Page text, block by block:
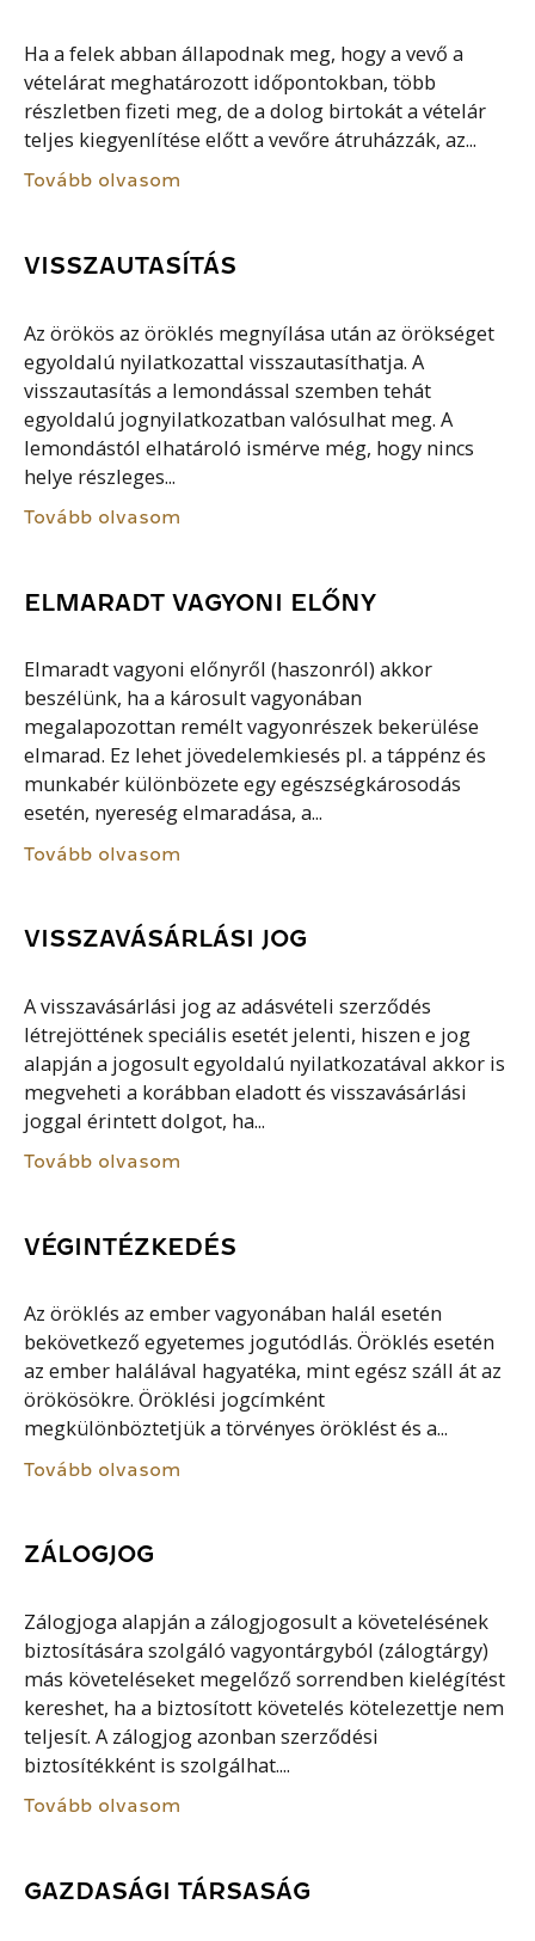
Ha a felek abban állapodnak meg, hogy a vevő a
vételárat meghatározott időpontokban, több
részletben fizeti meg, de a dolog birtokát a vételár
teljes kiegyenlítése előtt a vevőre átruházzák, az...
Tovább olvasom
VISSZAUTASÍTÁS
Az örökös az öröklés megnyílása után az örökséget
egyoldalú nyilatkozattal visszautasíthatja. A
visszautasítás a lemondással szemben tehát
egyoldalú jognyilatkozatban valósulhat meg. A
lemondástól elhatároló ismérve még, hogy nincs
helye részleges...
Tovább olvasom
ELMARADT VAGYONI ELŐNY
Elmaradt vagyoni előnyről (haszonról) akkor
beszélünk, ha a károsult vagyonában
megalapozottan remélt vagyonrészek bekerülése
elmarad. Ez lehet jövedelemkiesés pl. a táppénz és
munkabér különbözete egy egészségkárosodás
esetén, nyereség elmaradása, a...
Tovább olvasom
VISSZAVÁSÁRLÁSI JOG
A visszavásárlási jog az adásvételi szerződés
létrejöttének speciális esetét jelenti, hiszen e jog
alapján a jogosult egyoldalú nyilatkozatával akkor is
megveheti a korábban eladott és visszavásárlási
joggal érintett dolgot, ha...
Tovább olvasom
VÉGINTÉZKEDÉS
Az öröklés az ember vagyonában halál esetén
bekövetkező egyetemes jogutódlás. Öröklés esetén
az ember halálával hagyatéka, mint egész száll át az
örökösökre. Öröklési jogcímként
megkülönböztetjük a törvényes öröklést és a...
Tovább olvasom
ZÁLOGJOG
Zálogjoga alapján a zálogjogosult a követelésének
biztosítására szolgáló vagyontárgyból (zálogtárgy)
más követeléseket megelőző sorrendben kielégítést
kereshet, ha a biztosított követelés kötelezettje nem
teljesít. A zálogjog azonban szerződési
biztosítékként is szolgálhat....
Tovább olvasom
GAZDASÁGI TÁRSASÁG